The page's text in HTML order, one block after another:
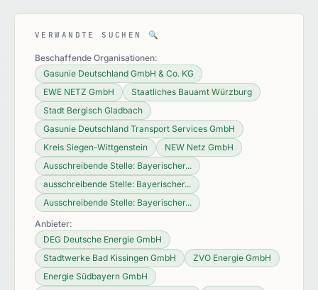
VERWANDTE SUCHEN 🔍
Beschaffende Organisationen:
Gasunie Deutschland GmbH & Co. KG
EWE NETZ GmbH
Staatliches Bauamt Würzburg
Stadt Bergisch Gladbach
Gasunie Deutschland Transport Services GmbH
Kreis Siegen-Wittgenstein
NEW Netz GmbH
Ausschreibende Stelle: Bayerischer...
ausschreibende Stelle: Bayerischer...
Ausschreibende Stelle: Bayerischer...
Anbieter:
DEG Deutsche Energie GmbH
Stadtwerke Bad Kissingen GmbH
ZVO Energie GmbH
Energie Südbayern GmbH